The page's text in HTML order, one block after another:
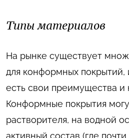
Типы материалов
На рынке существует
для конформных покрытий,
есть свои преимущества и
Конформные покрытия
растворителя, на водной
активный состав (где